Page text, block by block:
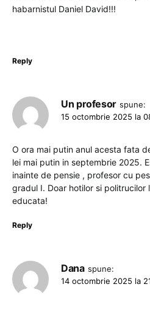
habarnistul Daniel David!!!
Reply
Un profesor spune:
15 octombrie 2025 la
O ora mai putin anul acesta fata
lei mai putin in septembrie 2025.
inainte de pensie , profesor cu
gradul I. Doar hotilor si politrucilor
educata!
Reply
Dana spune:
14 octombrie 2025 la